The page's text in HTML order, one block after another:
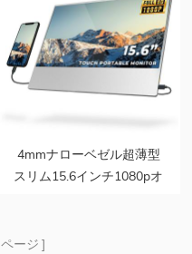
4mmナローベゼル超薄型
スリム15.6インチ1080pオ
ページ